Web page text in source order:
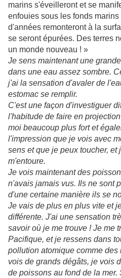
marins s'éveilleront et se
enfouies sous les fonds
d'années remonteront à la
se seront épurées. Des terres
un monde nouveau ! »
Je sens maintenant une
dans une eau assez sombre.
j'ai la sensation d'avaler de
estomac se remplir.
C'est une façon d'investiguer
l'habitude de faire en
moi beaucoup plus fort et
l'impression que je vois avec
sens et que je peux toucher,
m'entoure.
Je vois maintenant des
n'avais jamais vus. Ils ne sont
d'une certaine manière ils se
Je vais de plus en plus vite et
différente. J'ai une sensation
savoir où je me trouve ! Je me
Pacifique, et je ressens dans
pollution atomique comme
vois de grands dégâts, je vois
de poissons au fond de la mer.